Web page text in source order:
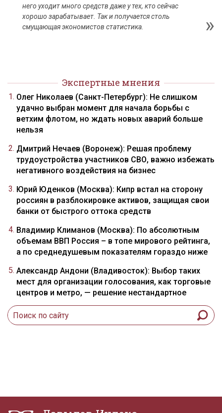
него уходит много средств даже у тех, кто сейчас
хорошо зарабатывает. Так и получается столь
смущающая экономистов статистика.
Экспертные мнения
Олег Николаев (Санкт-Петербург): Не слишком
удачно выбран момент для начала борьбы с
ветхим флотом, но ждать новых аварий больше
нельзя
Дмитрий Нечаев (Воронеж): Решая проблему
трудоустройства участников СВО, важно избежать
негативного воздействия на бизнес
Юрий Юденков (Москва): Кипр встал на сторону
россиян в разблокировке активов, защищая свои
банки от быстрого оттока средств
Владимир Климанов (Москва): По абсолютным
объемам ВВП Россия – в топе мирового рейтинга,
а по среднедушевым показателям гораздо ниже
Александр Андони (Владивосток): Выбор таких
мест для организации голосования, как торговые
центров и метро, — решение нестандартное